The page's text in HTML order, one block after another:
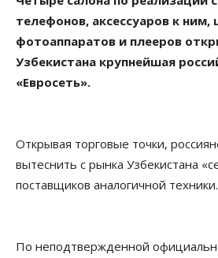
телефонов, аксессуаров к
фотоаппаратов и плееров
Узбекистана крупнейшая
«Евросеть».
Открывая торговые точки,
вытеснить с рынка Узбекистана
поставщиков аналогичной техники.
По неподтвержденной